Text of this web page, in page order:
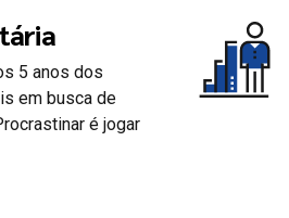
5 anos dos
em busca de
é jogar
2
3